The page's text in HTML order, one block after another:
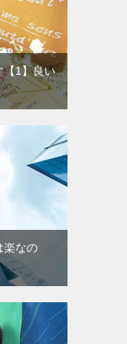
【1】良い
楽なの